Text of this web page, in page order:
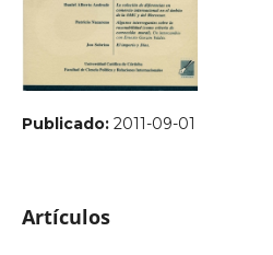
Publicado: 2011-09-01
Artículos